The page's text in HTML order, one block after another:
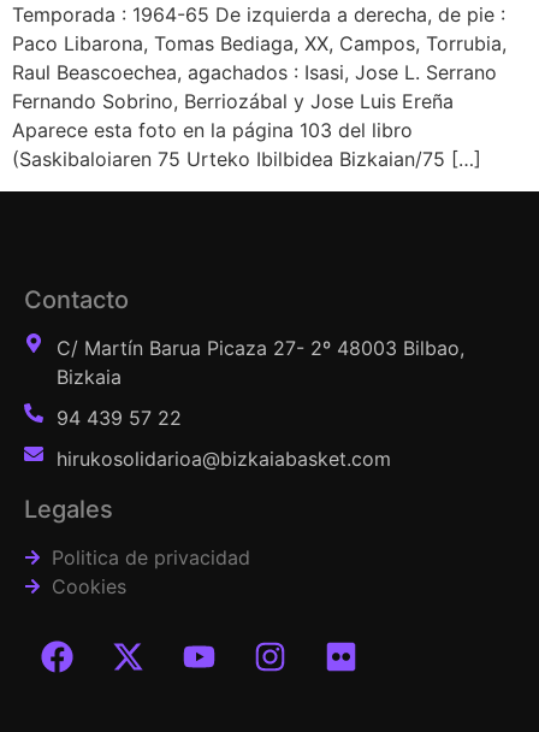
Temporada : 1964-65 De izquierda a derecha, de pie :
Paco Libarona, Tomas Bediaga, XX, Campos, Torrubia,
Raul Beascoechea, agachados : Isasi, Jose L. Serrano
Fernando Sobrino, Berriozábal y Jose Luis Ereña
Aparece esta foto en la página 103 del libro
(Saskibaloiaren 75 Urteko Ibilbidea Bizkaian/75 […]
Contacto
C/ Martín Barua Picaza 27- 2º 48003 Bilbao,
Bizkaia
94 439 57 22
hirukosolidarioa@bizkaiabasket.com
Legales
Politica de privacidad
Cookies